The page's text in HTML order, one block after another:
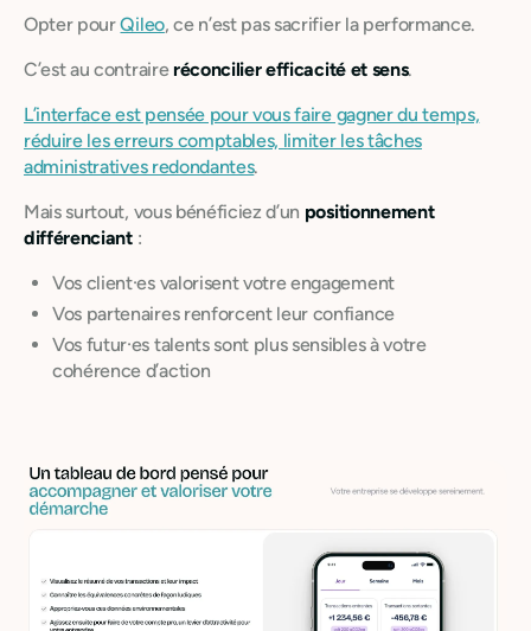
Opter pourQileo, ce n’est pas sacrifier la performance.
C’est au contraireréconcilier efficacité et sens.
L’interface est pensée pour vous faire gagner du temps,
réduire les erreurs comptables, limiter les tâches
administratives redondantes.
Mais surtout, vous bénéficiez d’un positionnement
différenciant:
Vos client·es valorisent votre engagement
Vos partenaires renforcent leur confiance
Vos futur·es talents sont plus sensibles à votre
cohérence d’action